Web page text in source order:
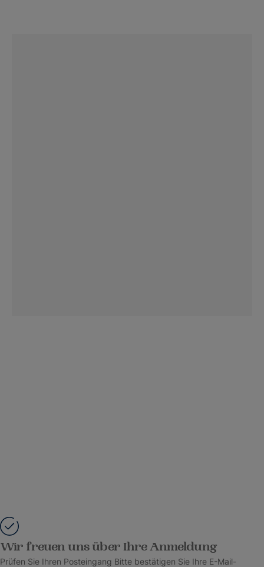
Wir freuen uns über Ihre Anmeldung
Prüfen Sie Ihren Posteingang Bitte bestätigen Sie Ihre E-Mail-